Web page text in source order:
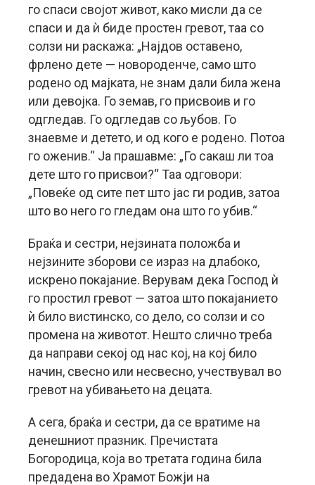
го спаси својот живот, како мисли да се
спаси и да ѝ биде простен гревот, таа со
солзи ни раскажа: „Најдов оставено,
фрлено дете — новороденче, само што
родено од мајката, не знам дали била жена
или девојка. Го земав, го присвоив и го
одгледав. Го одгледав со љубов. Го
знаевме и детето, и од кого е родено. Потоа
го оженив.“ Ја прашавме: „Го сакаш ли тоа
дете што го присвои?“ Таа одговори:
„Повеќе од сите пет што јас ги родив, затоа
што во него го гледам она што го убив.“
Браќа и сестри, нејзината положба и
нејзините зборови се израз на длабоко,
искрено покајание. Верувам дека Господ ѝ
го простил гревот — затоа што покајанието
ѝ било вистинско, со дело, со солзи и со
промена на животот. Нешто слично треба
да направи секој од нас кој, на кој било
начин, свесно или несвесно, учествувал во
гревот на убивањето на децата.
А сега, браќа и сестри, да се вратиме на
денешниот празник. Пречистата
Богородица, која во третата година била
предадена во Храмот Божји на